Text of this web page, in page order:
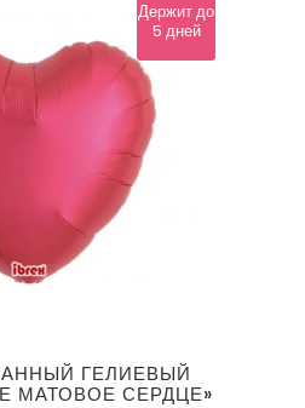
ГЕЛИЕВЫЙ
МАТОВОЕ СЕРДЦЕ»
Держит до
5 дней